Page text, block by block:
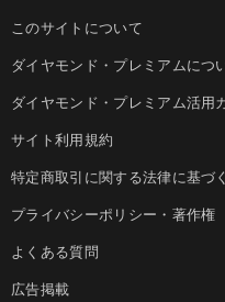
このサイトについて
ダイヤモンド・プレミアムにつ
ダイヤモンド・プレミアム活用
サイト利用規約
特定商取引に関する法律に基づ
プライバシーポリシー・著作権
よくある質問
広告掲載